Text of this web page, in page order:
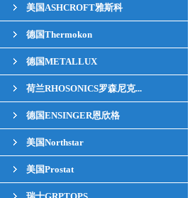
美国ASHCROFT雅斯科
德国Thermokon
德国METALLUX
荷兰RHOSONICS罗森尼克...
德国ENSINGER恩欣格
美国Northstar
美国Prostat